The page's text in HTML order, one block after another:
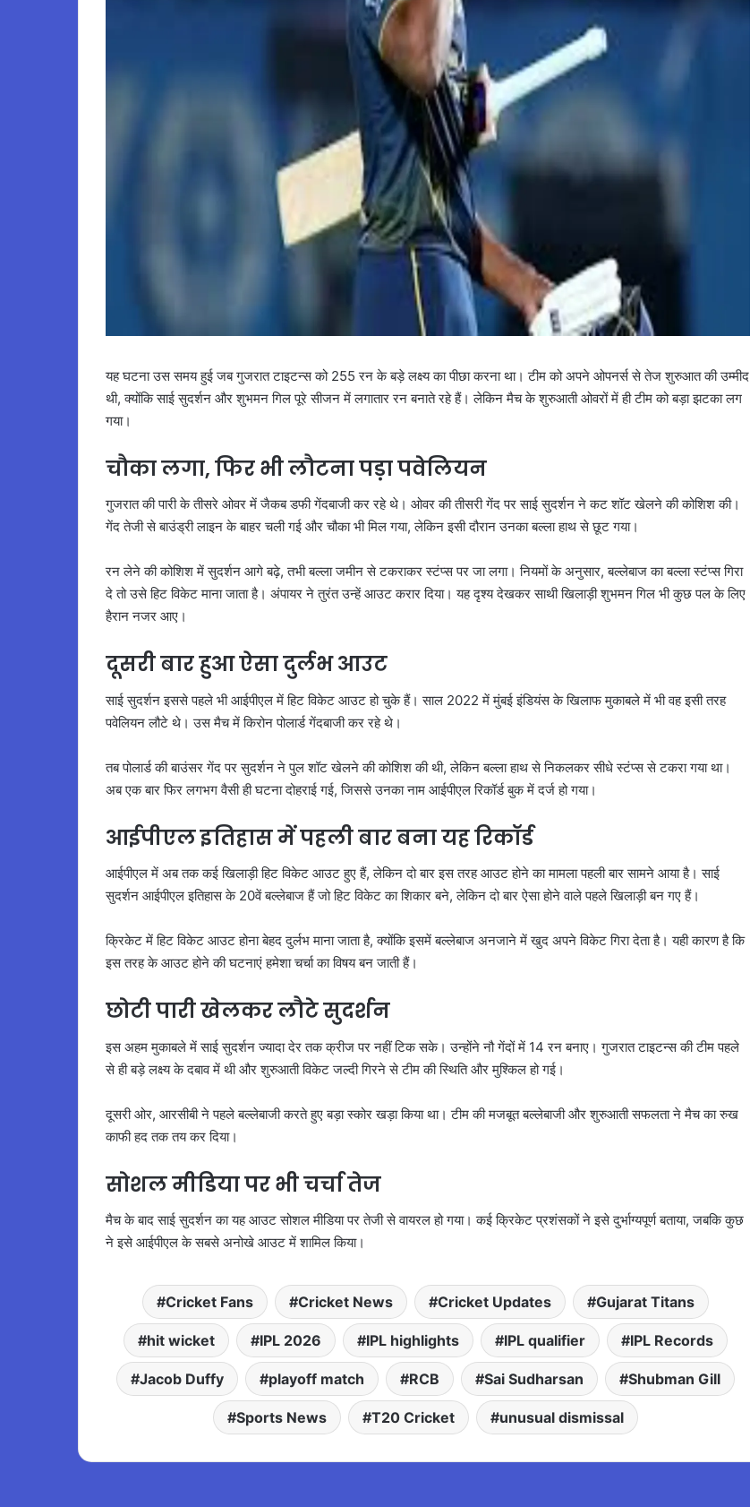
यह घटना उस समय हुई जब गुजरात टाइटन्स को 255 रन के बड़े लक्ष्य का पीछा करना था। टीम को अपने ओपनर्स से तेज शुरुआत की उम्मीद
थी, क्योंकि साई सुदर्शन और शुभमन गिल पूरे सीजन में लगातार रन बनाते रहे हैं। लेकिन मैच के शुरुआती ओवरों में ही टीम को बड़ा झटका लग
गया।
चौका लगा, फिर भी लौटना पड़ा पवेलियन
गुजरात की पारी के तीसरे ओवर में जैकब डफी गेंदबाजी कर रहे थे। ओवर की तीसरी गेंद पर साई सुदर्शन ने कट शॉट खेलने की कोशिश की।
गेंद तेजी से बाउंड्री लाइन के बाहर चली गई और चौका भी मिल गया, लेकिन इसी दौरान उनका बल्ला हाथ से छूट गया।
रन लेने की कोशिश में सुदर्शन आगे बढ़े, तभी बल्ला जमीन से टकराकर स्टंप्स पर जा लगा। नियमों के अनुसार, बल्लेबाज का बल्ला स्टंप्स गिरा
दे तो उसे हिट विकेट माना जाता है। अंपायर ने तुरंत उन्हें आउट करार दिया। यह दृश्य देखकर साथी खिलाड़ी शुभमन गिल भी कुछ पल के लिए
हैरान नजर आए।
दूसरी बार हुआ ऐसा दुर्लभ आउट
साई सुदर्शन इससे पहले भी आईपीएल में हिट विकेट आउट हो चुके हैं। साल 2022 में मुंबई इंडियंस के खिलाफ मुकाबले में भी वह इसी तरह
पवेलियन लौटे थे। उस मैच में किरोन पोलार्ड गेंदबाजी कर रहे थे।
तब पोलार्ड की बाउंसर गेंद पर सुदर्शन ने पुल शॉट खेलने की कोशिश की थी, लेकिन बल्ला हाथ से निकलकर सीधे स्टंप्स से टकरा गया था।
अब एक बार फिर लगभग वैसी ही घटना दोहराई गई, जिससे उनका नाम आईपीएल रिकॉर्ड बुक में दर्ज हो गया।
आईपीएल इतिहास में पहली बार बना यह रिकॉर्ड
आईपीएल में अब तक कई खिलाड़ी हिट विकेट आउट हुए हैं, लेकिन दो बार इस तरह आउट होने का मामला पहली बार सामने आया है। साई
सुदर्शन आईपीएल इतिहास के 20वें बल्लेबाज हैं जो हिट विकेट का शिकार बने, लेकिन दो बार ऐसा होने वाले पहले खिलाड़ी बन गए हैं।
क्रिकेट में हिट विकेट आउट होना बेहद दुर्लभ माना जाता है, क्योंकि इसमें बल्लेबाज अनजाने में खुद अपने विकेट गिरा देता है। यही कारण है कि
इस तरह के आउट होने की घटनाएं हमेशा चर्चा का विषय बन जाती हैं।
छोटी पारी खेलकर लौटे सुदर्शन
इस अहम मुकाबले में साई सुदर्शन ज्यादा देर तक क्रीज पर नहीं टिक सके। उन्होंने नौ गेंदों में 14 रन बनाए। गुजरात टाइटन्स की टीम पहले
से ही बड़े लक्ष्य के दबाव में थी और शुरुआती विकेट जल्दी गिरने से टीम की स्थिति और मुश्किल हो गई।
दूसरी ओर, आरसीबी ने पहले बल्लेबाजी करते हुए बड़ा स्कोर खड़ा किया था। टीम की मजबूत बल्लेबाजी और शुरुआती सफलता ने मैच का रुख
काफी हद तक तय कर दिया।
सोशल मीडिया पर भी चर्चा तेज
मैच के बाद साई सुदर्शन का यह आउट सोशल मीडिया पर तेजी से वायरल हो गया। कई क्रिकेट प्रशंसकों ने इसे दुर्भाग्यपूर्ण बताया, जबकि कुछ
ने इसे आईपीएल के सबसे अनोखे आउट में शामिल किया।
Cricket Fans Cricket News Cricket Updates Gujarat Titans
hit wicket IPL 2026 IPL highlights IPL qualifier IPL Records
Jacob Duffy playoff match RCB Sai Sudharsan Shubman Gill
Sports News T20 Cricket unusual dismissal